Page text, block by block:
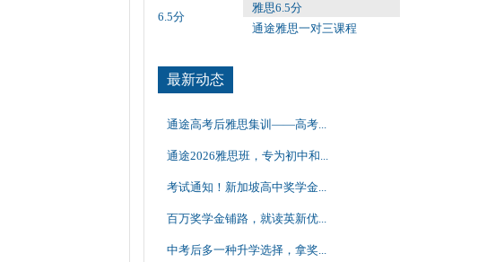
雅思6.5分
通途雅思一对三课程
最新动态
通途高考后雅思集训——高考...
通途2026雅思班，专为初中和...
考试通知！新加坡高中奖学金...
百万奖学金铺路，就读英新优...
中考后多一种升学选择，拿奖...